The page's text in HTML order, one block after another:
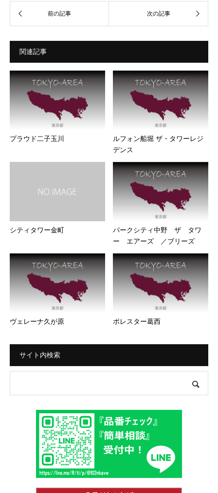
関連記事
プラウド二子玉川
ルフォン船堀 ザ・タワーレジ
デンス
シティタワー金町
パークシティ中野 ザ タワ
ー エアーズ ／ブリーズ
ヴェレーナ久が原 ポレスター葛西
サイト内検索